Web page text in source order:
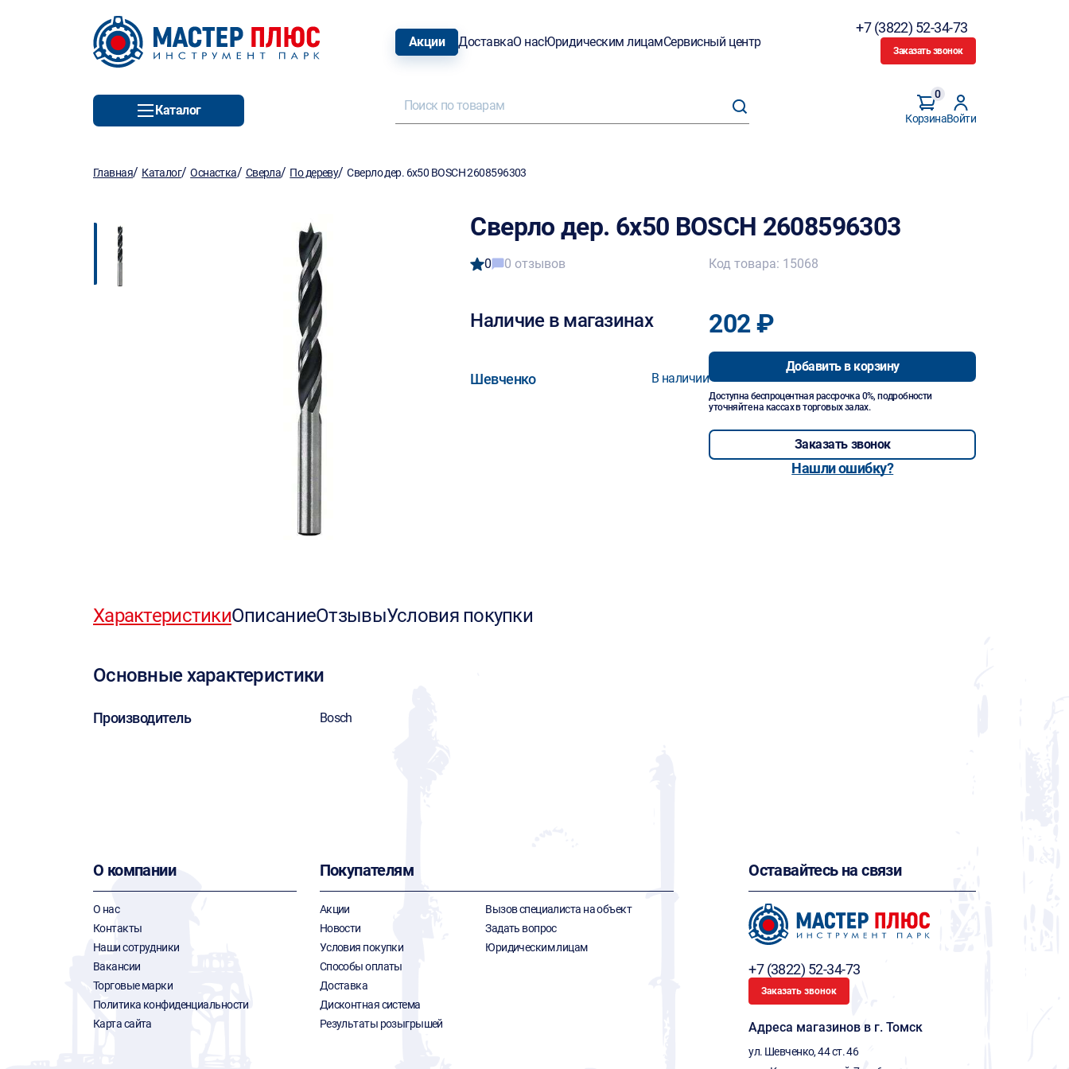
Акции ДоставкаО насЮридическим лицамСервисный центр
+7 (3822) 52-34-73
Заказать звонок
Каталог
Корзина
0
Войти
Главная/ Каталог/Оснастка/ Сверла/ По дереву/Сверло дер. 6х50 BOSCH 2608596303
Сверло дер. 6х50 BOSCH 2608596303
0 0 отзывов
Наличие в магазинах
Шевченко В наличии
Код товара: 15068
202 ₽
Добавить в корзину
Доступна беспроцентная рассрочка 0%, подробности
уточняйте на кассах в торговых залах.
Заказать звонок
Нашли ошибку?
ХарактеристикиОписаниеОтзывыУсловия покупки
Основные характеристики
Производитель Bosch
О компании
О нас
Контакты
Наши сотрудники
Вакансии
Торговые марки
Политика конфиденциальности
Карта сайта
Покупателям
Акции
Новости
Условия покупки
Способы оплаты
Доставка
Дисконтная система
Результаты розыгрышей
Вызов специалиста на объект
Задать вопрос
Юридическим лицам
Оставайтесь на связи
+7 (3822) 52-34-73
Заказать звонок
Адреса магазинов в г. Томск
ул. Шевченко, 44 ст. 46